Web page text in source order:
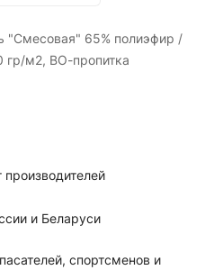
"Смесовая" 65% полиэфир /
гр/м2, ВО-пропитка
(куртка):
Закрытая (молния/
производителей
и Беларуси
спортсменов и